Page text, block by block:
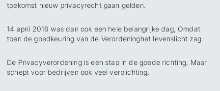
toekomst nieuw privacyrecht gaan gelden.
14 april 2016 was dan ook een hele belangrijke dag, Omdat
toen de goedkeuring van de Verordeninghet levenslicht zag.
De Privacyverordening is een stap in de goede richting, Maar
schept voor bedrijven ook veel verplichting.